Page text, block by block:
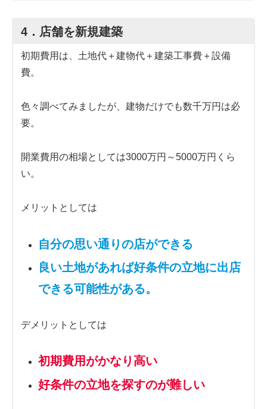
4．店舗を新規建築
初期費用は、土地代＋建物代＋建築工事費＋設備
費。
色々調べてみましたが、建物だけでも数千万円は必
要。
開業費用の相場としては3000万円～5000万円くら
い。
メリットとしては
自分の思い通りの店ができる
良い土地があれば好条件の立地に出店
できる可能性がある。
デメリットとしては
初期費用がかなり高い
好条件の立地を探すのが難しい